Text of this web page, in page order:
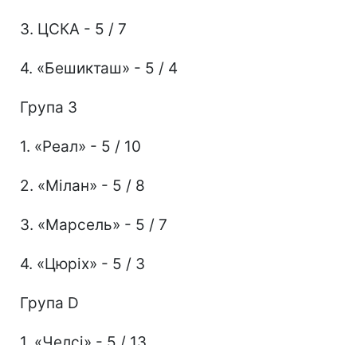
3. ЦСКА - 5 / 7
4. «Бешикташ» - 5 / 4
Група З
1. «Реал» - 5 / 10
2. «Мілан» - 5 / 8
3. «Марсель» - 5 / 7
4. «Цюріх» - 5 / 3
Група D